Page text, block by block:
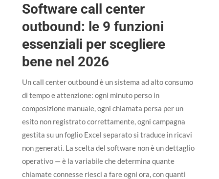
Software call center
outbound: le 9 funzioni
essenziali per scegliere
bene nel 2026
Un call center outbound è un sistema ad alto consumo
di tempo e attenzione: ogni minuto perso in
composizione manuale, ogni chiamata persa per un
esito non registrato correttamente, ogni campagna
gestita su un foglio Excel separato si traduce in ricavi
non generati. La scelta del software non è un dettaglio
operativo — è la variabile che determina quante
chiamate connesse riesci a fare ogni ora, con quanti